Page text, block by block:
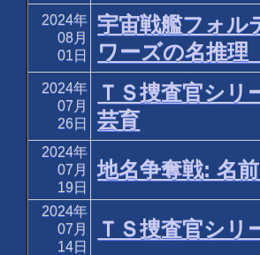
2024年
08月
01日
宇宙戦艦フォ
ワーズの名推
2024年
07月
26日
ＴＳ捜査官シ
芸育
2024年
07月
19日
地名争奪戦: 名
2024年
07月
14日
ＴＳ捜査官シ